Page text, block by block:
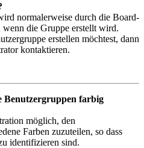
normalerweise durch die Board-
die Gruppe erstellt wird.
erstellen möchtest, dann
kontaktieren.
Benutzergruppen farbig
möglich, den
Farben zuzuteilen, so dass
identifizieren sind.